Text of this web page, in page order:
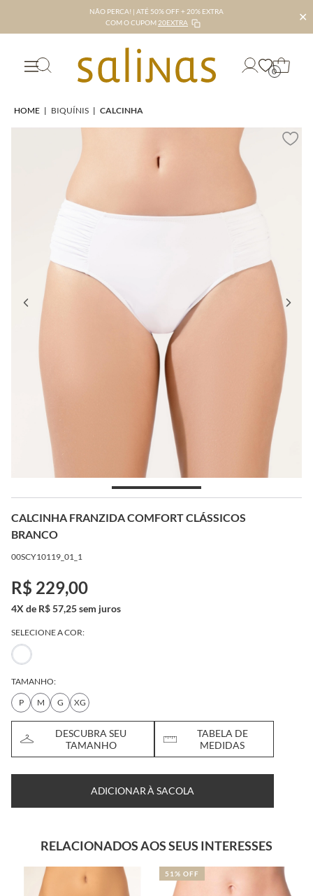
NÃO PERCA! | ATÉ 50% OFF + 20% EXTRA
COM O CUPOM 20EXTRA ✕
0
HOME | BIQUÍNIS | CALCINHA
CALCINHA FRANZIDA COMFORT CLÁSSICOS
BRANCO
00SCY10119_01_1
R$ 229,00
4X de R$ 57,25 sem juros
SELECIONE A COR:
TAMANHO:
P
M G XG
DESCUBRA SEU
TAMANHO
TABELA DE
MEDIDAS
ADICIONAR À SACOLA
RELACIONADOS AOS SEUS INTERESSES
51% OFF